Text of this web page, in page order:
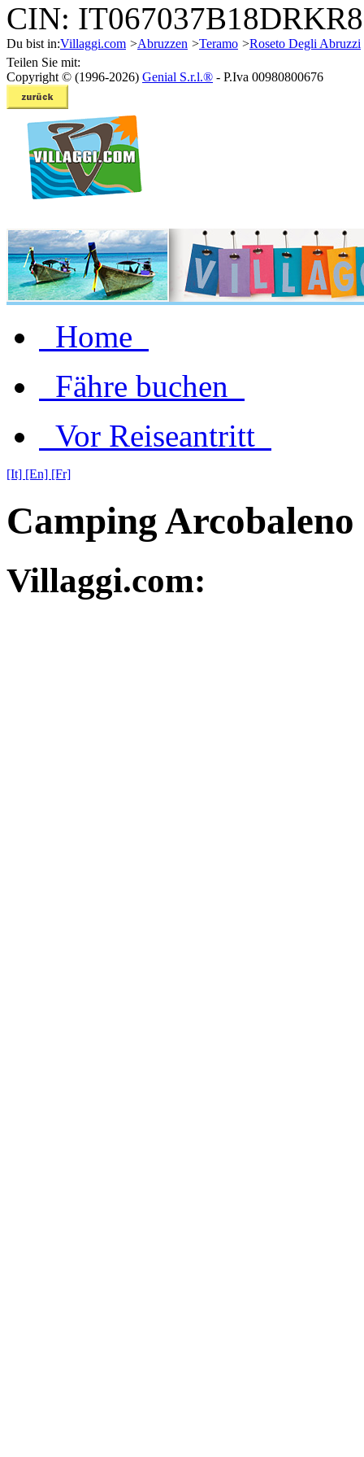
CIN:
Du bist in:Villaggi.com >Abruzzen >Teramo >Roseto Degli Abruzzi
Teilen Sie mit:
Copyright © (1996-2026) Genial S.r.l.® - P.Iva 00980800676
Home
Fähre buchen
Vor Reiseantritt
[It] [En] [Fr]
Camping Arcobaleno
Villaggi.com: